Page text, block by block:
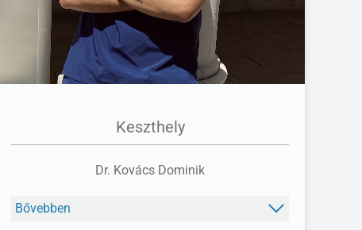
Keszthely
Dr. Kovács Dominik
Bővebben